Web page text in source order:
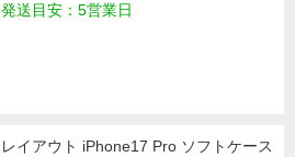
発送目安：5営業日
レイアウト iPhone17 Pro ソフトケース